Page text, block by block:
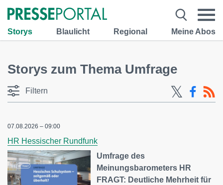
Storys Blaulicht Regional Meine Abos
Storys zum Thema Umfrage
Filtern
07.08.2026 – 09:00
HR Hessischer Rundfunk
Umfrage des
Meinungsbarometers HR
FRAGT: Deutliche Mehrheit für